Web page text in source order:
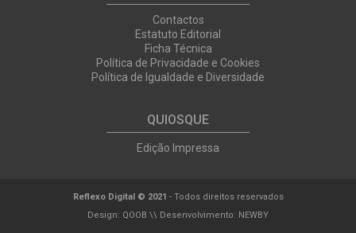
Contactos
Estatuto Editorial
Ficha Técnica
Política de Privacidade e Cookies
Política de Igualdade e Diversidade
QUIOSQUE
Edição Impressa
Reflexo Digital © 2021 - Todos direitos reservados
Design: QOOB \\ Desenvolvimento: NEWBY